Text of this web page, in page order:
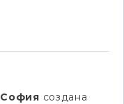
София создана